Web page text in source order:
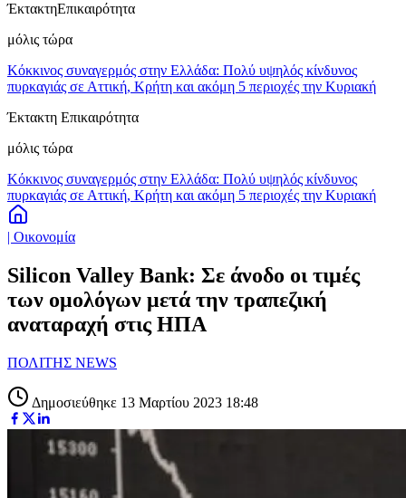
ΈκτακτηΕπικαιρότητα
μόλις τώρα
Κόκκινος συναγερμός στην Ελλάδα: Πολύ υψηλός κίνδυνος
πυρκαγιάς σε Αττική, Κρήτη και ακόμη 5 περιοχές την Κυριακή
Έκτακτη Επικαιρότητα
μόλις τώρα
Κόκκινος συναγερμός στην Ελλάδα: Πολύ υψηλός κίνδυνος
πυρκαγιάς σε Αττική, Κρήτη και ακόμη 5 περιοχές την Κυριακή
| Οικονομία
Silicon Valley Bank: Σε άνοδο οι τιμές
των ομολόγων μετά την τραπεζική
αναταραχή στις ΗΠΑ
ΠΟΛΙΤΗΣ NEWS
Δημοσιεύθηκε 13 Μαρτίου 2023 18:48